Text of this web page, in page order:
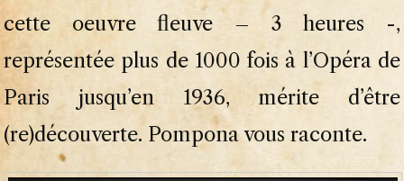
cette oeuvre fleuve – 3 heures -,
représentée plus de 1000 fois à l’Opéra de
Paris jusqu’en 1936, mérite d’être
(re)découverte. Pompona vous raconte.